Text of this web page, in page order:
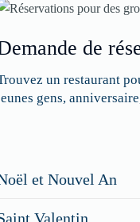
de
un restaurant
gens,
et Nouvel An
Valentin